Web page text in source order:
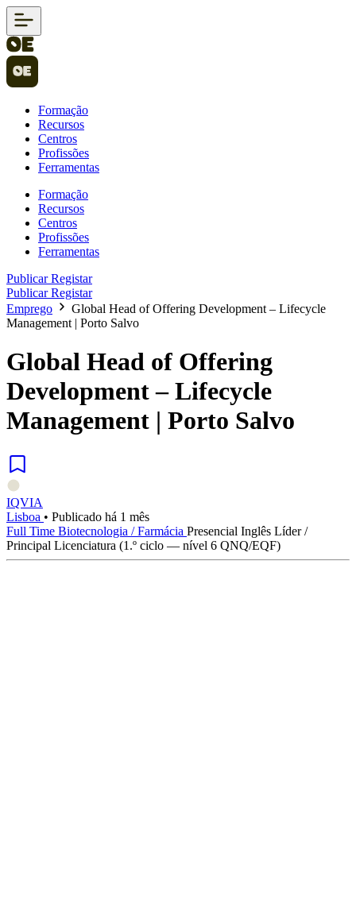
Formação
Recursos
Centros
Profissões
Ferramentas
Formação
Recursos
Centros
Profissões
Ferramentas
PublicarRegistar
PublicarRegistar
Emprego
Global Head of Offering Development – Lifecycle
Management | Porto Salvo
Global Head of Offering
Development – Lifecycle
Management | Porto Salvo
IQVIA
Lisboa • Publicado há 1 mês
Full Time Biotecnologia / Farmácia Presencial Inglês Líder /
Principal Licenciatura (1.º ciclo — nível 6 QNQ/EQF)